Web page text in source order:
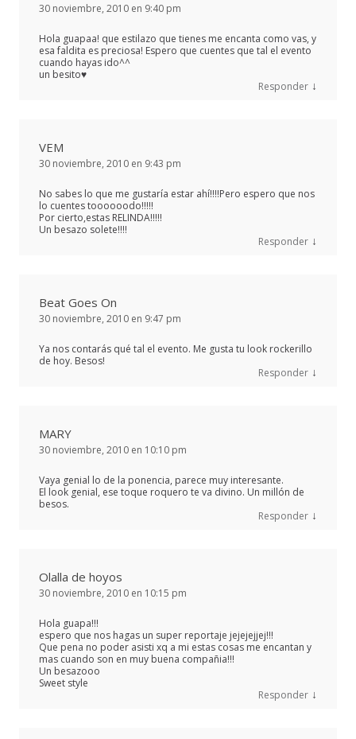
30 noviembre, 2010 en 9:40 pm
Hola guapaa! que estilazo que tienes me encanta como vas, y
esa faldita es preciosa! Espero que cuentes que tal el evento
cuando hayas ido^^
un besito♥
Responder ↓
VEM
30 noviembre, 2010 en 9:43 pm
No sabes lo que me gustaría estar ahí!!!!Pero espero que nos
lo cuentes toooooodo!!!!!
Por cierto,estas RELINDA!!!!!
Un besazo solete!!!!
Responder ↓
Beat Goes On
30 noviembre, 2010 en 9:47 pm
Ya nos contarás qué tal el evento. Me gusta tu look rockerillo
de hoy. Besos!
Responder ↓
MARY
30 noviembre, 2010 en 10:10 pm
Vaya genial lo de la ponencia, parece muy interesante.
El look genial, ese toque roquero te va divino. Un millón de
besos.
Responder ↓
Olalla de hoyos
30 noviembre, 2010 en 10:15 pm
Hola guapa!!!
espero que nos hagas un super reportaje jejejejjej!!!
Que pena no poder asisti xq a mi estas cosas me encantan y
mas cuando son en muy buena compañia!!!
Un besazooo
Sweet style
Responder ↓